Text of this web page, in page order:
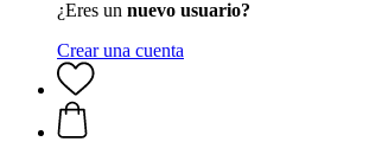
¿Eres un nuevo usuario?
Crear una cuenta